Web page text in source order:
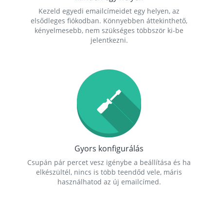
Kezeld egyedi emailcímeidet egy helyen, az
elsődleges fiókodban. Könnyebben áttekinthető,
kényelmesebb, nem szükséges többször ki-be
jelentkezni.
Gyors konfigurálás
Csupán pár percet vesz igénybe a beállítása és ha
elkészültél, nincs is több teendőd vele, máris
használhatod az új emailcímed.